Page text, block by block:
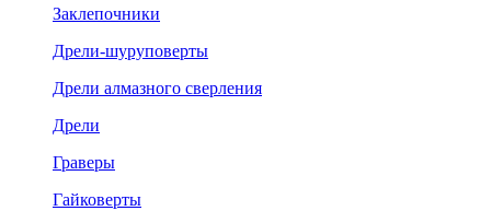
Заклепочники
Дрели-шуруповерты
Дрели алмазного сверления
Дрели
Граверы
Гайковерты